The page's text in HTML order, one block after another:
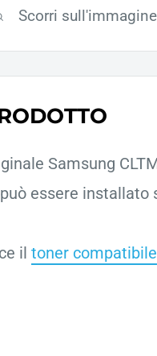
Scorri
Samsung
essere installato
il toner compatibile